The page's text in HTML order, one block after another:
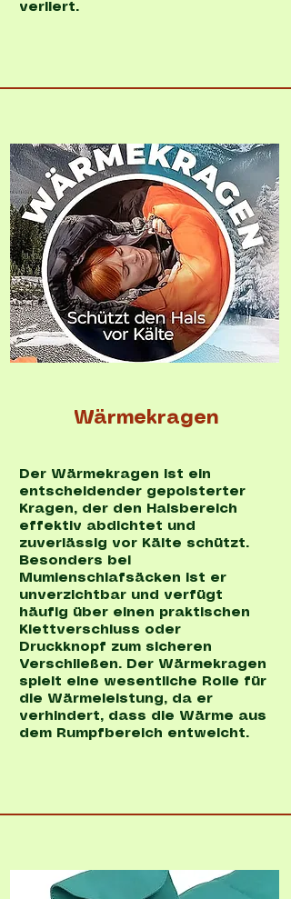
verliert.
Wärmekragen
Der Wärmekragen ist ein
entscheidender gepolsterter
Kragen, der den Halsbereich
effektiv abdichtet und
zuverlässig vor Kälte schützt.
Besonders bei
Mumienschlafsäcken ist er
unverzichtbar und verfügt
häufig über einen praktischen
Klettverschluss oder
Druckknopf zum sicheren
Verschließen. Der Wärmekragen
spielt eine wesentliche Rolle für
die Wärmeleistung, da er
verhindert, dass die Wärme aus
dem Rumpfbereich entweicht.